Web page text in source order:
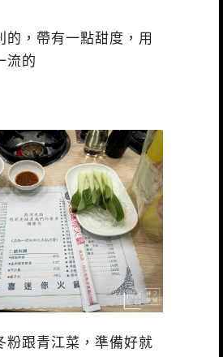
的，帶有一點甜度，用
流的
粉跟青江菜，準備好就